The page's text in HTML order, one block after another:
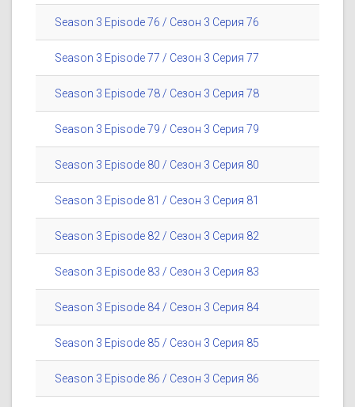
Season 3 Episode 76 / Сезон 3 Серия 76
Season 3 Episode 77 / Сезон 3 Серия 77
Season 3 Episode 78 / Сезон 3 Серия 78
Season 3 Episode 79 / Сезон 3 Серия 79
Season 3 Episode 80 / Сезон 3 Серия 80
Season 3 Episode 81 / Сезон 3 Серия 81
Season 3 Episode 82 / Сезон 3 Серия 82
Season 3 Episode 83 / Сезон 3 Серия 83
Season 3 Episode 84 / Сезон 3 Серия 84
Season 3 Episode 85 / Сезон 3 Серия 85
Season 3 Episode 86 / Сезон 3 Серия 86